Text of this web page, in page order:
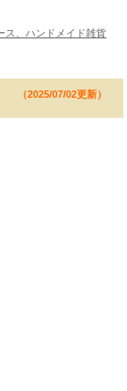
ス、ハンドメイド雑貨
（2025/07/02更新）